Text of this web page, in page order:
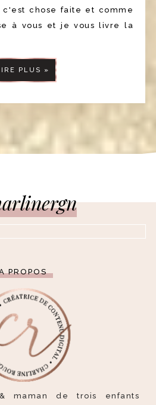
c'est chose faite et comme
à vous et je vous livre la
PLUS »
PROPOS
maman de trois enfants